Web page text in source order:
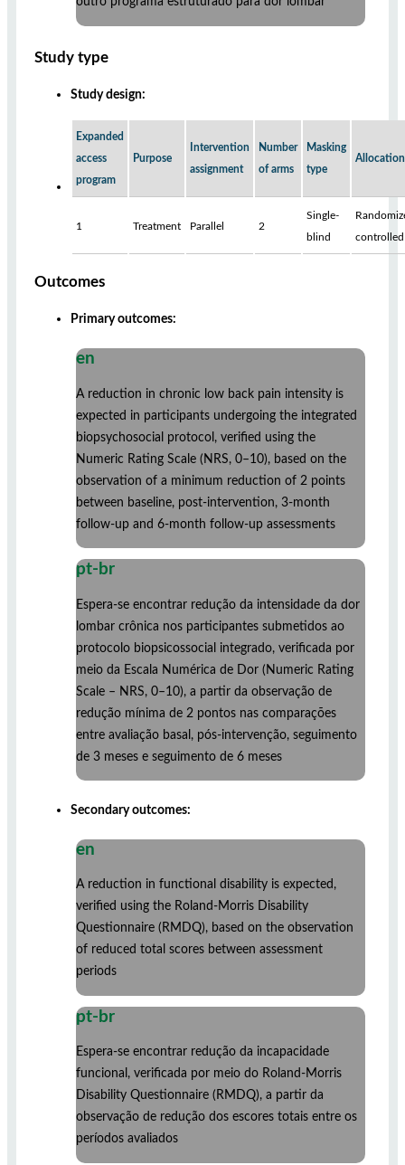
Study type
Study design:
Expanded
access
program
Purpose
Intervention
assignment
Number
of arms
Masking
type
Allocation
1 Treatment Parallel 2
Single-
blind
controlled
Outcomes
Primary outcomes:
en
A reduction in chronic low back pain intensity is
expected in participants undergoing the integrated
biopsychosocial protocol, verified using the
Numeric Rating Scale (NRS, 0–10), based on the
observation of a minimum reduction of 2 points
between baseline, post-intervention, 3-month
follow-up and 6-month follow-up assessments
pt-br
Espera-se encontrar redução da intensidade da dor
lombar crônica nos participantes submetidos ao
protocolo biopsicossocial integrado, verificada por
meio da Escala Numérica de Dor (Numeric Rating
Scale – NRS, 0–10), a partir da observação de
redução mínima de 2 pontos nas comparações
entre avaliação basal, pós-intervenção, seguimento
de 3 meses e seguimento de 6 meses
Secondary outcomes:
en
A reduction in functional disability is expected,
verified using the Roland-Morris Disability
Questionnaire (RMDQ), based on the observation
of reduced total scores between assessment
periods
pt-br
Espera-se encontrar redução da incapacidade
funcional, verificada por meio do Roland-Morris
Disability Questionnaire (RMDQ), a partir da
observação de redução dos escores totais entre os
períodos avaliados